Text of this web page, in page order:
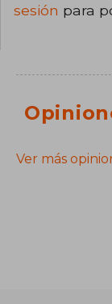
sesión para
Ver más